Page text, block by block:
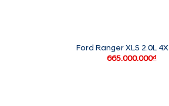
Ford Ranger XLS 2.0L
665.000.000₫